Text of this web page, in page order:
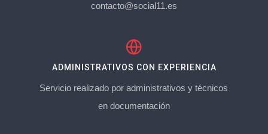
contacto@social11.es
ADMINISTRATIVOS CON EXPERIENCIA
Servicio realizado por administrativos y técnicos
en documentación